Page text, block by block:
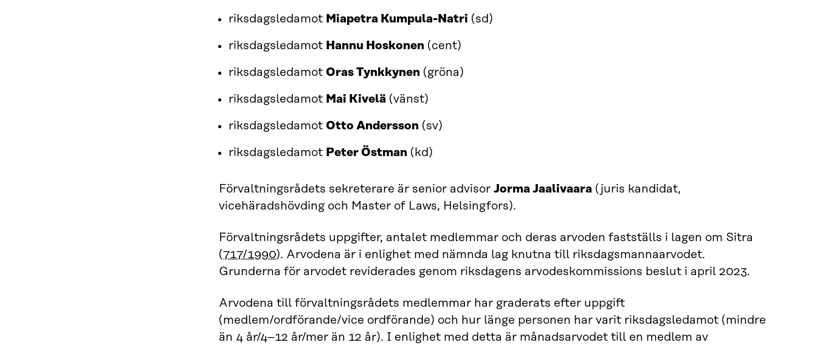
riksdagsledamot Miapetra Kumpula-Natri (sd)
riksdagsledamot Hannu Hoskonen (cent)
riksdagsledamot Oras Tynkkynen (gröna)
riksdagsledamot Mai Kivelä (vänst)
riksdagsledamot Otto Andersson (sv)
riksdagsledamot Peter Östman (kd)
Förvaltningsrådets sekreterare är senior advisor Jorma Jaalivaara (juris kandidat,
vicehäradshövding och Master of Laws, Helsingfors).
Förvaltningsrådets uppgifter, antalet medlemmar och deras arvoden fastställs i lagen om Sitra
(717/1990). Arvodena är i enlighet med nämnda lag knutna till riksdagsmannaarvodet.
Grunderna för arvodet reviderades genom riksdagens arvodeskommissions beslut i april 2023.
Arvodena till förvaltningsrådets medlemmar har graderats efter uppgift
(medlem/ordförande/vice ordförande) och hur länge personen har varit riksdagsledamot (mindre
än 4 år/4–12 år/mer än 12 år). I enlighet med detta är månadsarvodet till en medlem av